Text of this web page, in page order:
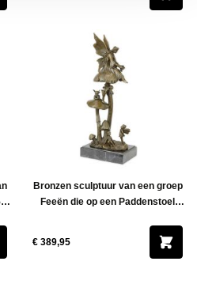
Bronzen sculptuur van een groep
Feeën die op een Paddenstoel
€ 389,95